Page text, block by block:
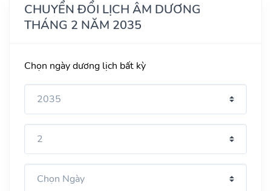
CHUYỂN ĐỔI LỊCH ÂM DƯƠNG
THÁNG 2 NĂM 2035
Chọn ngày dương lịch bất kỳ